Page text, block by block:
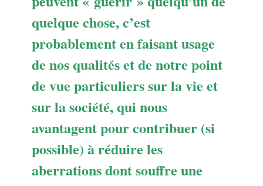
quelque chose, c’est
probablement en faisant usage
de nos qualités et de notre point
de vue particuliers sur la vie et
sur la société, qui nous
avantagent pour contribuer (si
possible) à réduire les
aberrations dont souffre une